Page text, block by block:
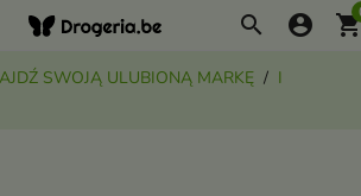
search account_circle
SWOJĄ ULUBIONĄ MARKĘ
I